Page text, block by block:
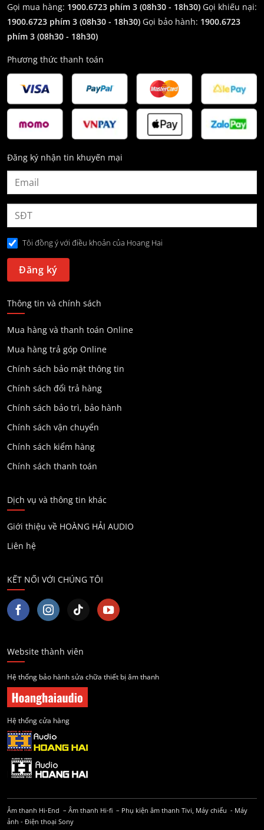
Gọi mua hàng: 1900.6723 phím 3 (08h30 - 18h30) Gọi khiếu nại:
1900.6723 phím 3 (08h30 - 18h30) Gọi bảo hành: 1900.6723
phím 3 (08h30 - 18h30)
Phương thức thanh toán
Đăng ký nhận tin khuyến mại
Tôi đồng ý với điều khoản của Hoang Hai
Thông tin và chính sách
Mua hàng và thanh toán Online
Mua hàng trả góp Online
Chính sách bảo mật thông tin
Chính sách đổi trả hàng
Chính sách bảo trì, bảo hành
Chính sách vận chuyển
Chính sách kiểm hàng
Chính sách thanh toán
Dịch vụ và thông tin khác
Giới thiệu về HOÀNG HẢI AUDIO
Liên hệ
KẾT NỐI VỚI CHÚNG TÔI
Website thành viên
Hệ thống bảo hành sửa chữa thiết bị âm thanh
Hệ thống cửa hàng
Âm thanh Hi-End – Âm thanh Hi-fi – Phụ kiện âm thanh Tivi, Máy chiếu - Máy
ảnh - Điện thoại Sony